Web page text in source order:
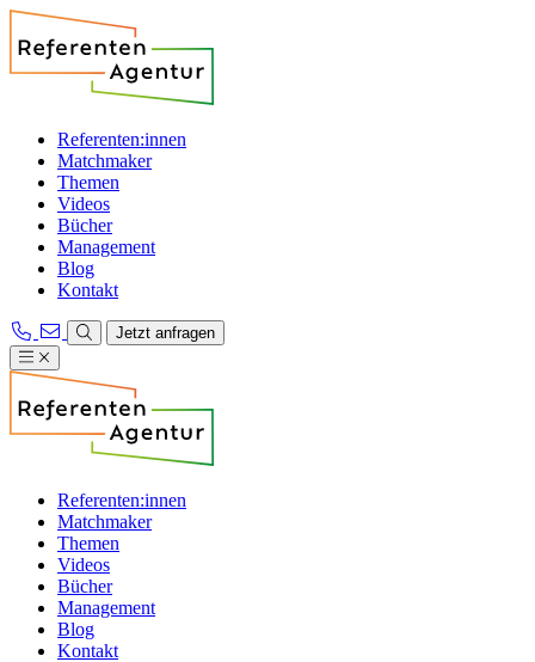
Referenten:innen
Matchmaker
Themen
Videos
Bücher
Management
Blog
Kontakt
Jetzt anfragen
Referenten:innen
Matchmaker
Themen
Videos
Bücher
Management
Blog
Kontakt